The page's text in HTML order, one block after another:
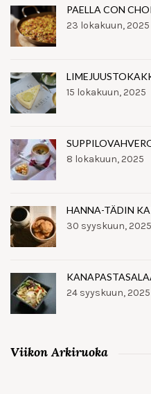
PAELLA CON
23 lokakuun, 2025
15 lokakuun, 2025
8 lokakuun, 2025
HANNA-TÄDIN
30 syyskuun, 2025
24 syyskuun, 2025
Viikon Arkiruoka